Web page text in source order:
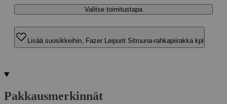
Valitse toimitustapa
Lisää suosikkeihin, Fazer Leipurit Sitruuna-rahkapiirakka kpl
Pakkausmerkinnät